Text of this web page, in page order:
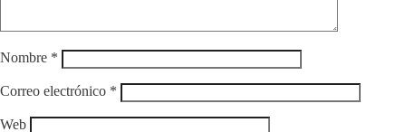
Nombre *
Correo electrónico *
Web